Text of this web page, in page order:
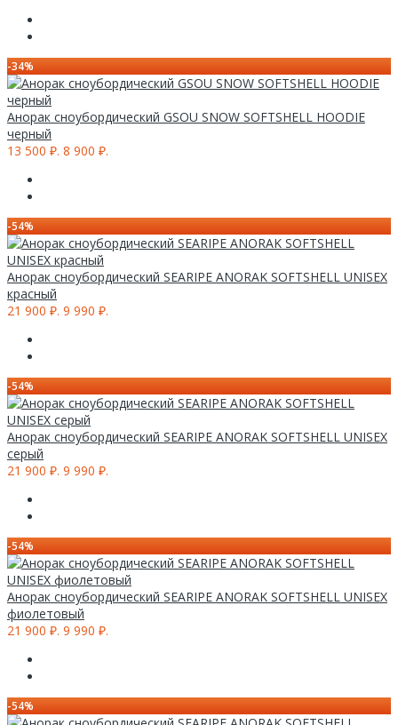
-34%
Анорак сноубордический GSOU SNOW SOFTSHELL HOODIE
черный
13 500 ₽. 8 900 ₽.
-54%
Анорак сноубордический SEARIPE ANORAK SOFTSHELL UNISEX
красный
21 900 ₽. 9 990 ₽.
-54%
Анорак сноубордический SEARIPE ANORAK SOFTSHELL UNISEX
серый
21 900 ₽. 9 990 ₽.
-54%
Анорак сноубордический SEARIPE ANORAK SOFTSHELL UNISEX
фиолетовый
21 900 ₽. 9 990 ₽.
-54%